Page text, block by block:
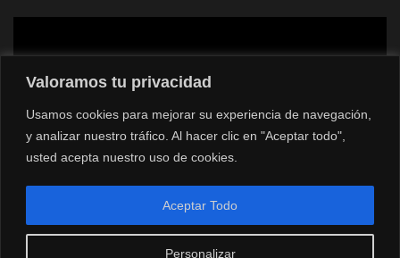
Valoramos tu privacidad
Usamos cookies para mejorar su experiencia de navegación,
y analizar nuestro tráfico. Al hacer clic en "Aceptar todo",
usted acepta nuestro uso de cookies.
Personalizar
Aceptar Todo